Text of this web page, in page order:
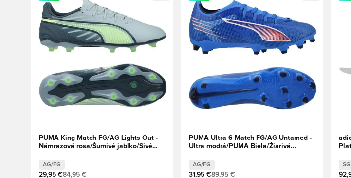
PUMA King Match FG/AG Lights Out -
Námrazová rosa/Šumivé jablko/Sivé
AG/FG
29,95 €84,95 €
PUMA Ultra 6 Match FG/AG Untamed -
Ultra modrá/PUMA Biela/Žiarivá
AG/FG
31,95 €89,95 €
SG